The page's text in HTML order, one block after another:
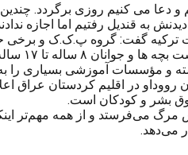
دعا می کنیم روزی برگردد.
به قندیل رفتیم اما اجازه ندادند
بکار می گیرد. در دی ماه ۱۳۹۴ احمد داود اوغلو نخست
شوند با
و مؤسسات آموزشی بسیاری
در اقلیم کردستان عراق
بشر و کودکان است.
می‌گیرد و بعد هم به آغوش مرگ می‌فرستد و
می‌دهد.